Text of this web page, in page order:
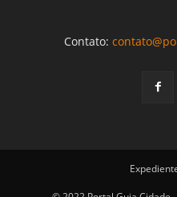
Contato: